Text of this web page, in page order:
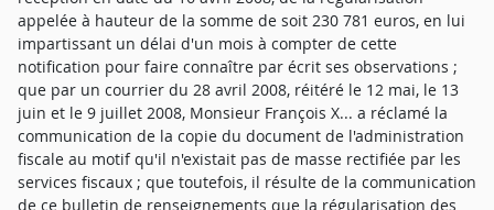
appelée à hauteur de la somme de soit 230 781 euros, en lui
impartissant un délai d'un mois à compter de cette
notification pour faire connaître par écrit ses observations ;
que par un courrier du 28 avril 2008, réitéré le 12 mai, le 13
juin et le 9 juillet 2008, Monsieur François X... a réclamé la
communication de la copie du document de l'administration
fiscale au motif qu'il n'existait pas de masse rectifiée par les
services fiscaux ; que toutefois, il résulte de la communication
de ce bulletin de renseignements que la régularisation des